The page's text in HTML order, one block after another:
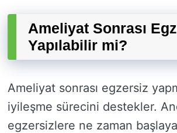
Ameliyat Sonrası
Yapılabilir mi?
Ameliyat sonrası egzersiz
iyileşme sürecini destekler.
egzersizlere ne zaman